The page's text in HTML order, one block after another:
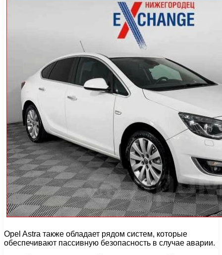
Opel Astra также обладает рядом систем, которые
обеспечивают пассивную безопасность в случае аварии.